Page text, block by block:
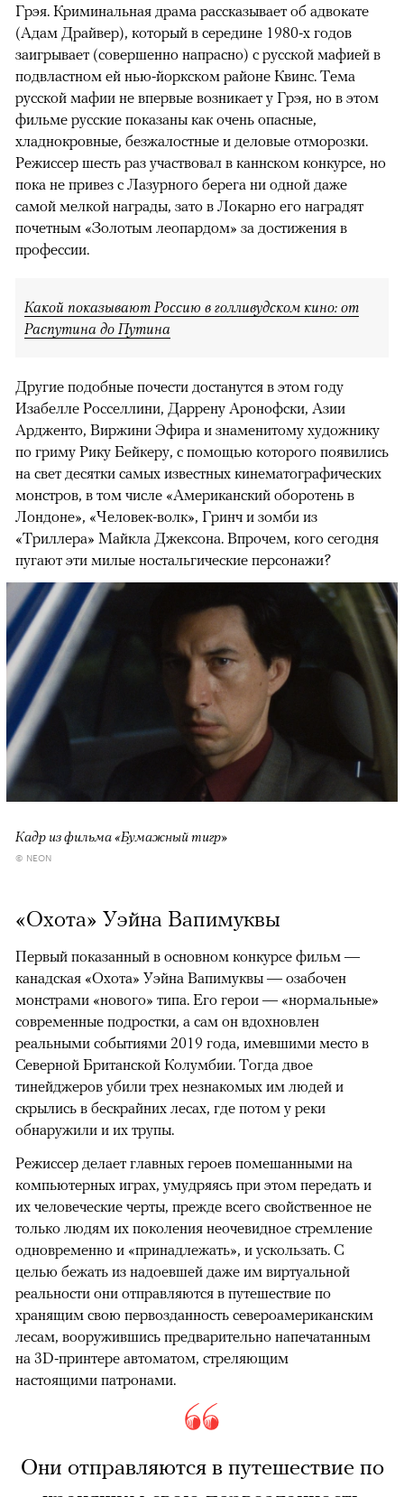
Грэя. Криминальная драма рассказывает об адвокате
(Адам Драйвер), который в середине 1980-х годов
заигрывает (совершенно напрасно) с русской мафией в
подвластном ей нью-йоркском районе Квинс. Тема
русской мафии не впервые возникает у Грэя, но в этом
фильме русские показаны как очень опасные,
хладнокровные, безжалостные и деловые отморозки.
Режиссер шесть раз участвовал в каннском конкурсе, но
пока не привез с Лазурного берега ни одной даже
самой мелкой награды, зато в Локарно его наградят
почетным «Золотым леопардом» за достижения в
профессии.
Какой показывают Россию в голливудском кино: от
Распутина до Путина
Другие подобные почести достанутся в этом году
Изабелле Росселлини, Даррену Аронофски, Азии
Ардженто, Виржини Эфира и знаменитому художнику
по гриму Рику Бейкеру, с помощью которого появились
на свет десятки самых известных кинематографических
монстров, в том числе «Американский оборотень в
Лондоне», «Человек-волк», Гринч и зомби из
«Триллера» Майкла Джексона. Впрочем, кого сегодня
пугают эти милые ностальгические персонажи?
Кадр из фильма «Бумажный тигр»
© NEON
«Охота» Уэйна Вапимуквы
Первый показанный в основном конкурсе фильм —
канадская «Охота» Уэйна Вапимуквы — озабочен
монстрами «нового» типа. Его герои — «нормальные»
современные подростки, а сам он вдохновлен
реальными событиями 2019 года, имевшими место в
Северной Британской Колумбии. Тогда двое
тинейджеров убили трех незнакомых им людей и
скрылись в бескрайних лесах, где потом у реки
обнаружили и их трупы.
Режиссер делает главных героев помешанными на
компьютерных играх, умудряясь при этом передать и
их человеческие черты, прежде всего свойственное не
только людям их поколения неочевидное стремление
одновременно и «принадлежать», и ускользать. С
целью бежать из надоевшей даже им виртуальной
реальности они отправляются в путешествие по
хранящим свою первозданность североамериканским
лесам, вооружившись предварительно напечатанным
на 3D-принтере автоматом, стреляющим
настоящими патронами.
Они отправляются в путешествие по